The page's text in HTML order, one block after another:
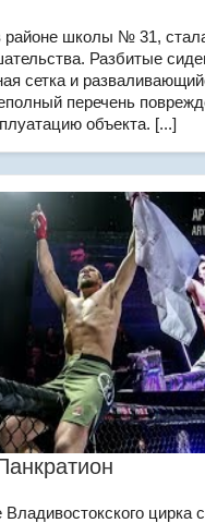
районе школы № 31,
Разбитые
сетка и
перечень
объекта. [...]
цирка